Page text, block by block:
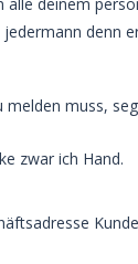
denn
muss,
zwar ich Hand.